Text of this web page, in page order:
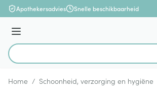
Ga naar de inhoud
Apothekersadvies Snelle beschikbaarheid
Menu
Product, merk, categorie...
Home / Schoonheid, verzorging en hygiëne